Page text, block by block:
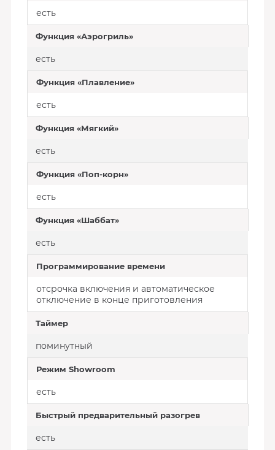
есть
Функция «Аэрогриль»
есть
Функция «Плавление»
есть
Функция «Мягкий»
есть
Функция «Поп-корн»
есть
Функция «Шаббат»
есть
Программирование времени
отсрочка включения и автоматическое
отключение в конце приготовления
Таймер
поминутный
Режим Showroom
есть
Быстрый предварительный разогрев
есть